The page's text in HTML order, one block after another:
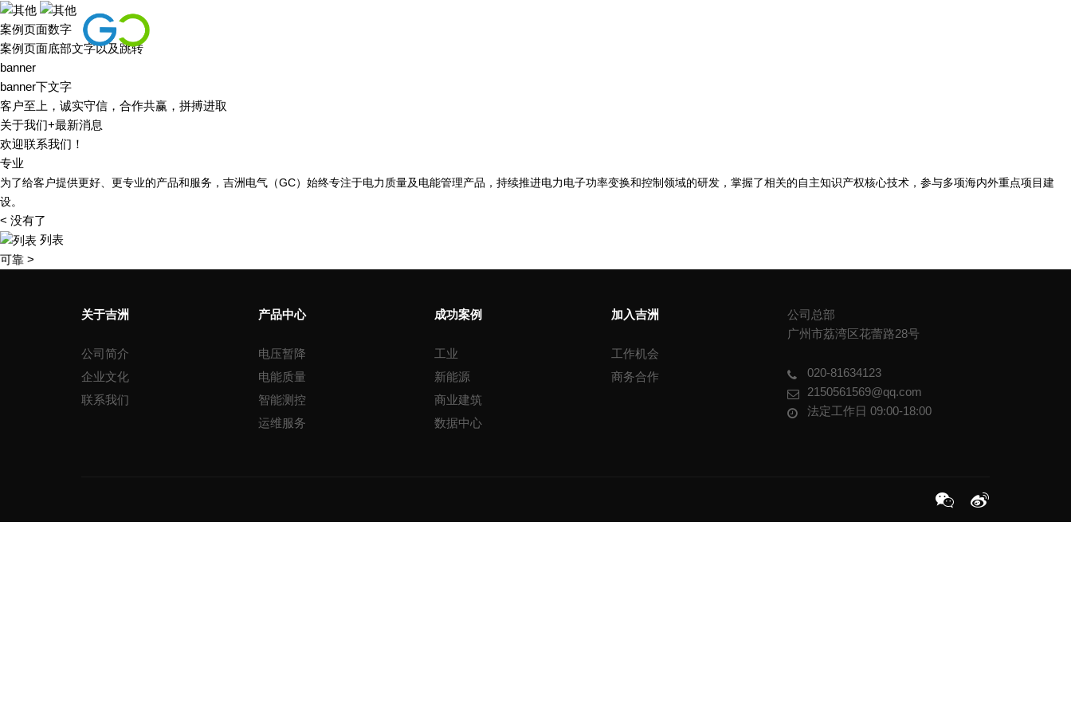
案例页面数字
案例页面底部文字以及跳转
banner
banner下文字
客户至上，诚实守信，合作共赢，拼搏进取
关于我们+最新消息
欢迎联系我们！
专业
为了给客户提供更好、更专业的产品和服务，吉洲电气（GC）始终专注于电力质量及电能管理产品，持续推进电力电子功率变换和控制领域的研发，掌握了相关的自主知识产权核心技术，参与多项海内外重点项目建
设。
< 没有了
列表
可靠 >
关于吉洲
公司简介
企业文化
联系我们
产品中心
电压暂降
电能质量
智能测控
运维服务
成功案例
工业
新能源
商业建筑
数据中心
加入吉洲
工作机会
商务合作
公司总部
广州市荔湾区花蕾路28号
020-81634123
2150561569@qq.com
法定工作日 09:00-18:00